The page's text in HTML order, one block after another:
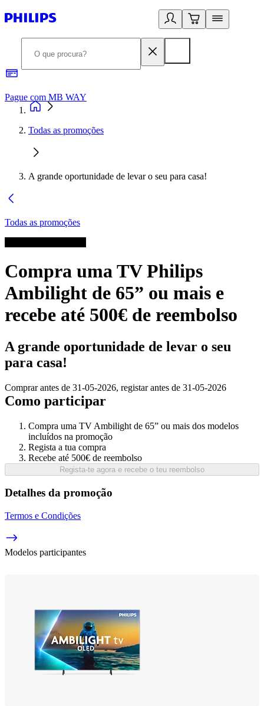
Pague com MB WAY
Todas as promoções
A grande oportunidade de levar o seu para casa!
Todas as promoções
Compra uma TV Philips
Ambilight de 65” ou mais e
recebe até 500€ de reembolso
A grande oportunidade de levar o seu
para casa!
Comprar antes de 31-05-2026, registar antes de 31-05-2026
Como participar
Compra uma TV Ambilight de 65” ou mais dos modelos
Recebe até 500€ de reembolso
Regista-te agora e recebe o teu reembolso
Detalhes da promoção
Termos e Condições
Modelos participantes